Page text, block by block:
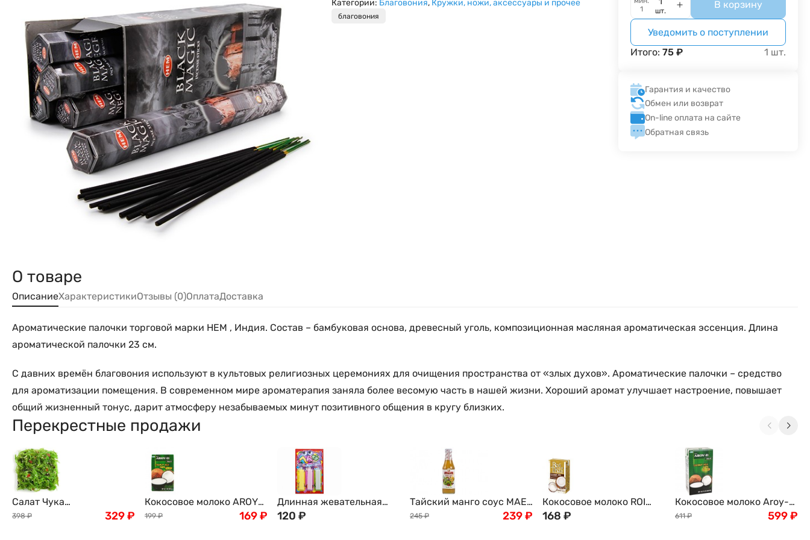
Категории: Благовония, Кружки, ножи, аксессуары и прочее
благовония
1
шт.
В корзину
Уведомить о поступлении
Итого:75 ₽ 1 шт.
Гарантия и качество
Обмен или возврат
On-line оплата на сайте
Обратная связь
О товаре
ОписаниеХарактеристикиОтзывы (0)ОплатаДоставка
Ароматические палочки торговой марки НЕМ , Индия. Состав – бамбуковая основа, древесный уголь, композиционная масляная ароматическая эссенция. Длина
ароматической палочки 23 см.
С давних времён благовония используют в культовых религиозных церемониях для очищения пространства от «злых духов». Ароматические палочки – средство
для ароматизации помещения. В современном мире ароматерапия заняла более весомую часть в нашей жизни. Хороший аромат улучшает настроение, повышает
общий жизненный тонус, дарит атмосферу незабываемых минут позитивного общения в кругу близких.
Перекрестные продажи
Салат Чука
(замороженный) , 1кг
398 ₽ 329₽
Кокосовое молоко AROY-
D , 250мл
199 ₽ 169₽
Длинная жевательная
резинка со вкусами
120 ₽
Тайский манго соус MAE
PLOY, 285мл
245 ₽ 239₽
Кокосовое молоко ROI
THAI, 250мл
168 ₽
Кокосовое молоко Aroy-d,
1000мл
611 ₽ 599₽